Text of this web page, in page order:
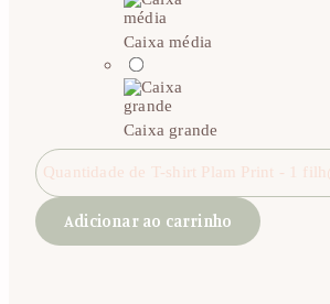
Caixa média
Caixa grande
Quantidade de T-shirt Plam Print - 1
Adicionar ao carrinho